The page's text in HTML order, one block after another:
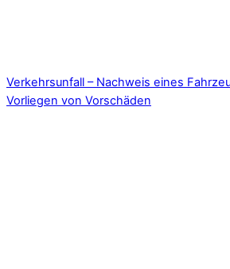
Verkehrsunfall – Nachweis eines
Vorliegen von Vorschäden